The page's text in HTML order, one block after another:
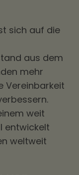
sich auf die
aus dem
mehr
Vereinbarkeit
weit
entwickelt
weltweit